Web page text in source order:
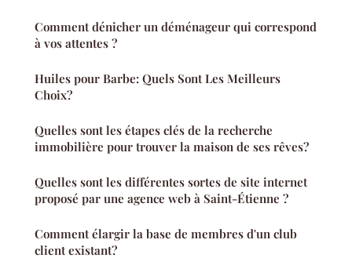
Comment dénicher un déménageur qui correspond
à vos attentes ?
Huiles pour Barbe: Quels Sont Les Meilleurs
Choix?
Quelles sont les étapes clés de la recherche
immobilière pour trouver la maison de ses rêves?
Quelles sont les différentes sortes de site internet
proposé par une agence web à Saint-Étienne ?
Comment élargir la base de membres d'un club
client existant?